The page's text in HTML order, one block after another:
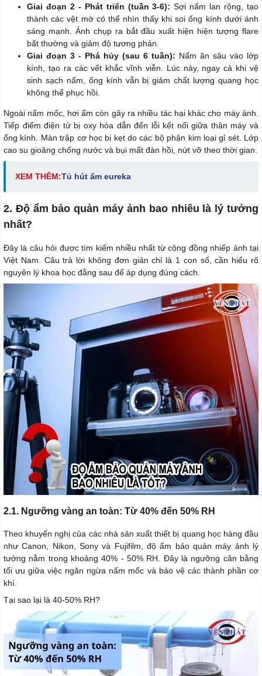
Giai đoạn 2 - Phát triển (tuần 3-6): Sợi nấm lan rộng, tạo
thành các vệt mờ có thể nhìn thấy khi soi ống kính dưới ánh
sáng mạnh. Ảnh chụp ra bắt đầu xuất hiện hiện tượng flare
bất thường và giảm độ tương phản.
Giai đoạn 3 - Phá hủy (sau 6 tuần): Nấm ăn sâu vào lớp
kính, tạo ra các vết khắc vĩnh viễn. Lúc này, ngay cả khi vệ
sinh sạch nấm, ống kính vẫn bị giảm chất lượng quang học
không thể phục hồi.
Ngoài nấm mốc, hơi ẩm còn gây ra nhiều tác hại khác cho máy ảnh.
Tiếp điểm điện tử bị oxy hóa dẫn đến lỗi kết nối giữa thân máy và
ống kính. Màn trập cơ học bị kẹt do các bộ phận kim loại gỉ sét. Lớp
cao su gioăng chống nước và bụi mất đàn hồi, nứt vỡ theo thời gian.
XEM THÊM:Tủ hút ẩm eureka
2. Độ ẩm bảo quản máy ảnh bao nhiêu là lý tưởng
nhất?
Đây là câu hỏi được tìm kiếm nhiều nhất từ cộng đồng nhiếp ảnh tại
Việt Nam. Câu trả lời không đơn giản chỉ là 1 con số, cần hiểu rõ
nguyên lý khoa học đằng sau để áp dụng đúng cách.
2.1. Ngưỡng vàng an toàn: Từ 40% đến 50% RH
Theo khuyến nghị của các nhà sản xuất thiết bị quang học hàng đầu
như Canon, Nikon, Sony và Fujifilm, độ ẩm bảo quản máy ảnh lý
tưởng nằm trong khoảng 40% - 50% RH. Đây là ngưỡng cân bằng
tối ưu giữa việc ngăn ngừa nấm mốc và bảo vệ các thành phần cơ
khí.
Tại sao lại là 40-50% RH?